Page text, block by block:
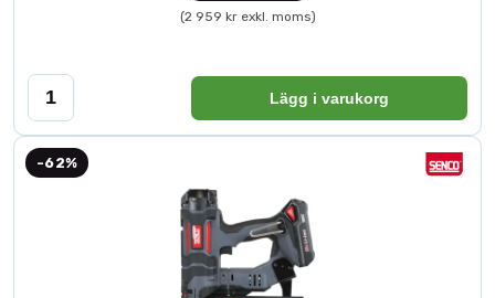
(2 959 kr exkl. moms)
Lägg i varukorg
-62%